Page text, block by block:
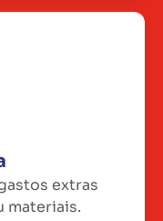
extras
materiais.